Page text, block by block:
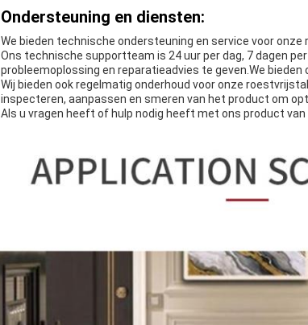
Ondersteuning en diensten:
We bieden technische ondersteuning en service voor
Ons technische supportteam is 24 uur per dag, 7 dagen
probleemoplossing en reparatieadvies te geven.We
Wij bieden ook regelmatig onderhoud voor onze
inspecteren, aanpassen en smeren van het product om
Als u vragen heeft of hulp nodig heeft met ons product